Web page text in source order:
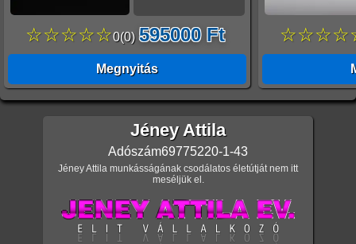
☆☆☆☆☆0(0) 595000 Ft
Megnyitás
Jéney Attila
Adószám69775220-1-43
Jéney Attila munkásságának csodálatos életútját nem itt
meséljük el.